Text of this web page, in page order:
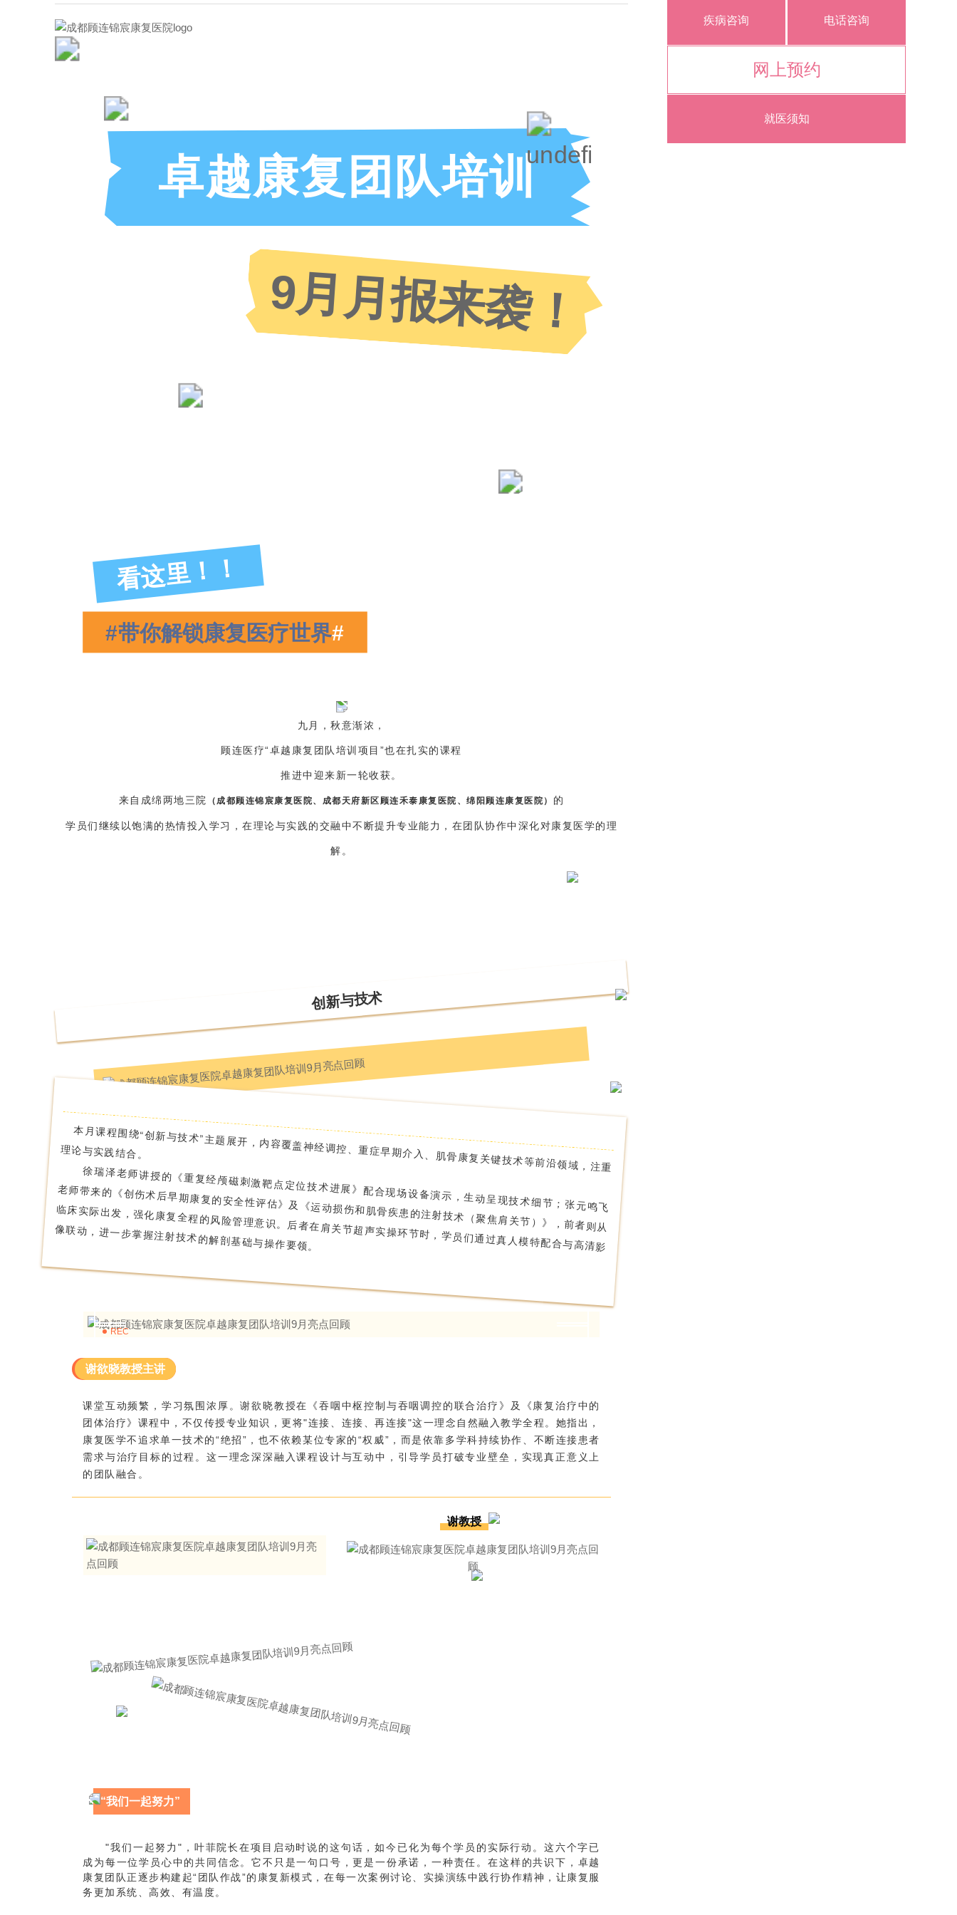
卓越康复团队培训
看这里！！
#带你解锁康复医疗世界#
GO
9月月报来袭！
九月，秋意渐浓，
顾连医疗“卓越康复团队培训项目”也在扎实的课程
推进中迎来新一轮收获。
来自成绵两地三院 （成都顾连锦宸康复医院、成都天府新区顾连禾泰康复医院、绵阳顾连康复医院） 的
学员们继续以饱满的热情投入学习，在理论与实践的交融中不断提升专业能力，在团队协作中深化对康复医学的理
解。
创新与技术
本月课程围绕“创新与技术”主题展开，内容覆盖神经调控、重症早期介入、肌骨康复关键技术等前沿领域，注重
理论与实践结合。
徐瑞泽老师讲授的《重复经颅磁刺激靶点定位技术进展》配合现场设备演示，生动呈现技术细节；张元鸣飞
老师带来的《创伤术后早期康复的安全性评估》及《运动损伤和肌骨疾患的注射技术 （聚焦肩关节）》，前者则从
临床实际出发，强化康复全程的风险管理意识。后者在肩关节超声实操环节时，学员们通过真人模特配合与高清影
像联动，进一步掌握注射技术的解剖基础与操作要领。
REC
谢欲晓教授主讲
课堂互动频繁，学习氛围浓厚。谢欲晓教授在《吞咽中枢控制与吞咽调控的联合治疗》及《康复治疗中的
团体治疗》课程中，不仅传授专业知识，更将"连接、连接、再连接"这一理念自然融入教学全程。她指出，
康复医学不追求单一技术的“绝招”，也不依赖某位专家的“权威”，而是依靠多学科持续协作、不断连接患者
需求与治疗目标的过程。这一理念深深融入课程设计与互动中，引导学员打破专业壁垒，实现真正意义上
的团队融合。
谢教授
“我们一起努力”
"我们一起努力"，叶菲院长在项目启动时说的这句话，如今已化为每个学员的实际行动。这六个字已
成为每一位学员心中的共同信念。它不只是一句口号，更是一份承诺，一种责任。在这样的共识下，卓越
康复团队正逐步构建起“团队作战”的康复新模式，在每一次案例讨论、实操演练中践行协作精神，让康复服
务更加系统、高效、有温度。
疾病咨询 电话咨询
网上预约
就医须知